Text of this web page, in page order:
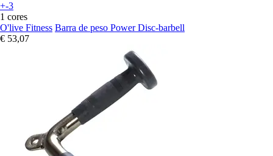
+-3
1 cores
O'live Fitness Barra de peso Power Disc-barbell
€ 53,07